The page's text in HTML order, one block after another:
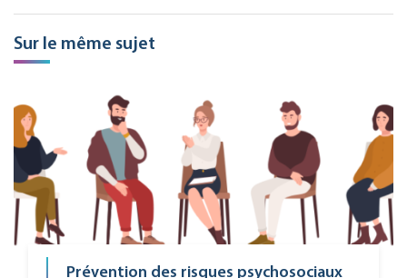
Sur le même sujet
Prévention des risques psychosociaux